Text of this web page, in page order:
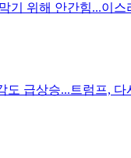
기 위해 안간힘...이스
도 급상승...트럼프, 다